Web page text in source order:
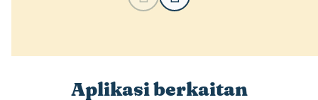
Aplikasi berkaitan